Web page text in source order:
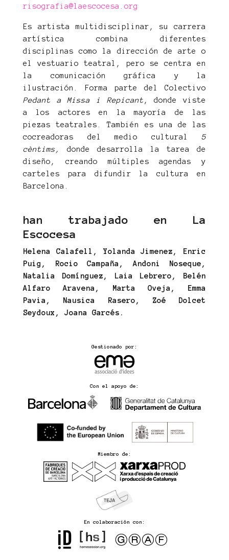
risografia@laescocesa.org
Es artista multidisciplinar, su carrera
artística combina diferentes
disciplinas como la dirección de arte o
el vestuario teatral, pero se centra en
la comunicación gráfica y la
ilustración. Forma parte del Colectivo
Pedant a Missa i Repicant , donde viste
a los actores en la mayoría de las
piezas teatrales. También es una de las
cocreadoras del medio cultural 5
cèntims,
donde desarrolla la tarea de
diseño, creando múltiples agendas y
carteles para difundir la cultura en
Barcelona.
han trabajado en La
Escocesa
Helena Calafell, Yolanda Jimenez, Enric
Puig, Rocio Campaña, Andoni Noseque,
Natalia Domínguez, Laia Lebrero,
Belén
Alfaro Aravena, Marta Oveja, Emma
Pavia, Nausica Rasero, Zoé Dolcet
Seydoux, Joana Garcés.
Gestionado por:
Con el apoyo de:
Miembro de:
En colaboración con: